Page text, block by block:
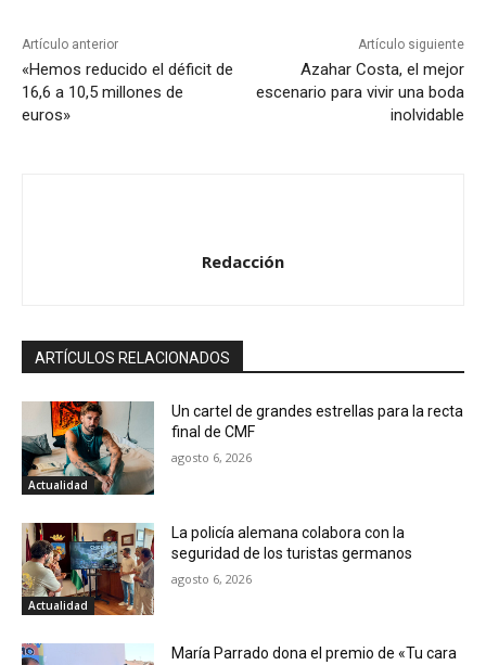
Artículo anterior
«Hemos reducido el déficit de
16,6 a 10,5 millones de
euros»
Artículo siguiente
Azahar Costa, el mejor
escenario para vivir una boda
inolvidable
Redacción
ARTÍCULOS RELACIONADOS
Actualidad
Un cartel de grandes estrellas para la recta
final de CMF
agosto 6, 2026
Actualidad
La policía alemana colabora con la
seguridad de los turistas germanos
agosto 6, 2026
María Parrado dona el premio de «Tu cara